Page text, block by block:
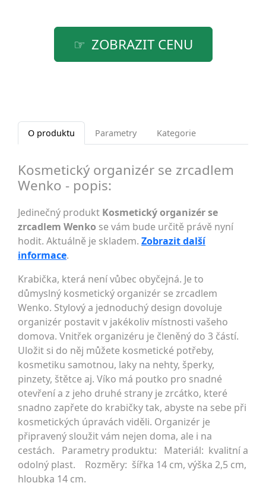
ZOBRAZIT CENU
O produktu Parametry Kategorie
Kosmetický organizér se zrcadlem
Wenko - popis:
Jedinečný produkt Kosmetický organizér se
zrcadlem Wenko se vám bude určitě právě nyní
hodit. Aktuálně je skladem. Zobrazit další
informace.
Krabička, která není vůbec obyčejná. Je to
důmyslný kosmetický organizér se zrcadlem
Wenko. Stylový a jednoduchý design dovoluje
organizér postavit v jakékoliv místnosti vašeho
domova. Vnitřek organizéru je členěný do 3 částí.
Uložit si do něj můžete kosmetické potřeby,
kosmetiku samotnou, laky na nehty, šperky,
pinzety, štětce aj. Víko má poutko pro snadné
otevření a z jeho druhé strany je zrcátko, které
snadno zapřete do krabičky tak, abyste na sebe při
kosmetických úpravách viděli. Organizér je
připravený sloužit vám nejen doma, ale i na
cestách. Parametry produktu: Materiál: kvalitní a
odolný plast. Rozměry: šířka 14 cm, výška 2,5 cm,
hloubka 14 cm.